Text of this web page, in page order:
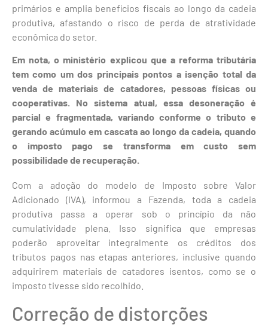
primários e amplia benefícios fiscais ao longo da cadeia
produtiva, afastando o risco de perda de atratividade
econômica do setor.
Em nota, o ministério explicou que a reforma tributária
tem como um dos principais pontos a isenção total da
venda de materiais de catadores, pessoas físicas ou
cooperativas. No sistema atual, essa desoneração é
parcial e fragmentada, variando conforme o tributo e
gerando acúmulo em cascata ao longo da cadeia, quando
o imposto pago se transforma em custo sem
possibilidade de recuperação.
Com a adoção do modelo de Imposto sobre Valor
Adicionado (IVA), informou a Fazenda, toda a cadeia
produtiva passa a operar sob o princípio da não
cumulatividade plena. Isso significa que empresas
poderão aproveitar integralmente os créditos dos
tributos pagos nas etapas anteriores, inclusive quando
adquirirem materiais de catadores isentos, como se o
imposto tivesse sido recolhido.
Correção de distorções